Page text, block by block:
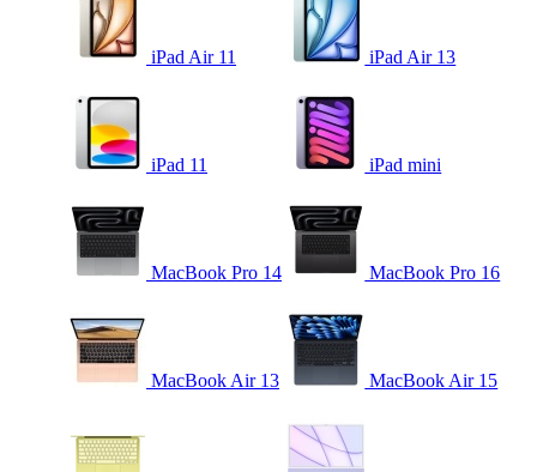
iPad Air 11 iPad Air 13
iPad 11 iPad mini
MacBook Pro 14 MacBook Pro 16
MacBook Air 13 MacBook Air 15